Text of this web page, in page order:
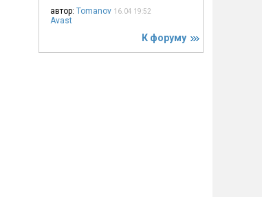
автор: Tomanov 16.04 19:52
Avast
К форуму